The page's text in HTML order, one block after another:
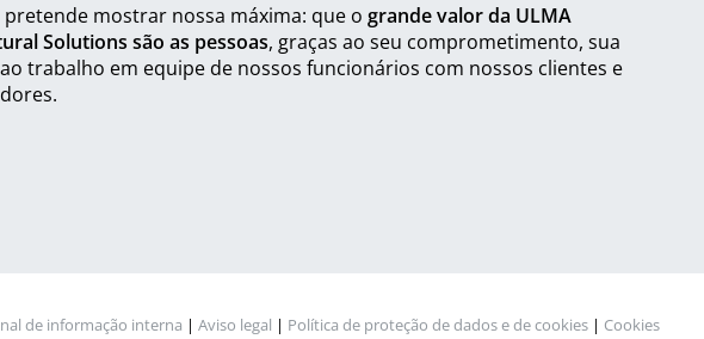
pretende mostrar nossa máxima: que o grande valor da ULMA
Solutions são as pessoas, graças ao seu comprometimento, sua
trabalho em equipe de nossos funcionários com nossos clientes e
de informação interna | Aviso legal | Política de proteção de dados e de cookies | Cookies